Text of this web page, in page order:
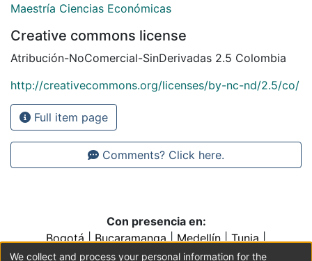
Maestría Ciencias Económicas
Creative commons license
Atribución-NoComercial-SinDerivadas 2.5 Colombia
http://creativecommons.org/licenses/by-nc-nd/2.5/co/
Full item page
Comments? Click here.
Con presencia en:
Bogotá|Bucaramanga|Medellín|Tunja|
Villavicencio|Conventos y Colegios de la Orden de
We collect and process your personal information for the